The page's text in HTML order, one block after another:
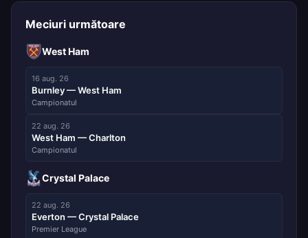
Meciuri următoare
West Ham
16 aug. 26
Burnley — West Ham
Campionatul
22 aug. 26
West Ham — Charlton
Campionatul
Crystal Palace
22 aug. 26
Everton — Crystal Palace
Premier League